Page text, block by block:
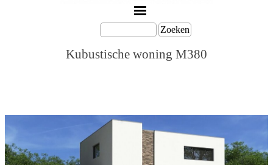
Zoeken
Kubustische woning M380